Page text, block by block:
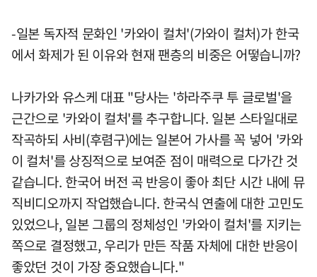
-일본 독자적 문화인 '카와이 컬처'(가와이 컬처)가 한국
에서 화제가 된 이유와 현재 팬층의 비중은 어떻습니까?
나카가와 유스케 대표 "당사는 '하라주쿠 투 글로벌'을
근간으로 '카와이 컬처'를 추구합니다. 일본 스타일대로
작곡하되 사비(후렴구)에는 일본어 가사를 꼭 넣어 '카와
이 컬처'를 상징적으로 보여준 점이 매력으로 다가간 것
같습니다. 한국어 버전 곡 반응이 좋아 최단 시간 내에 뮤
직비디오까지 작업했습니다. 한국식 연출에 대한 고민도
있었으나, 일본 그룹의 정체성인 '카와이 컬처'를 지키는
쪽으로 결정했고, 우리가 만든 작품 자체에 대한 반응이
좋았던 것이 가장 중요했습니다."